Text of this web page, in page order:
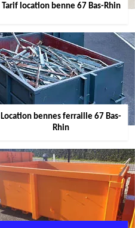
Tarif location benne 67 Bas-Rhin
Location bennes ferraille 67 Bas-
Rhin